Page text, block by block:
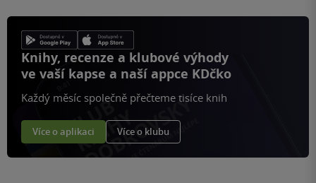
Knihy, recenze a klubové výhody
ve vaší kapse a naší appce KDčko
Každý měsíc společně přečteme tisíce knih
Více o aplikaci Více o klubu